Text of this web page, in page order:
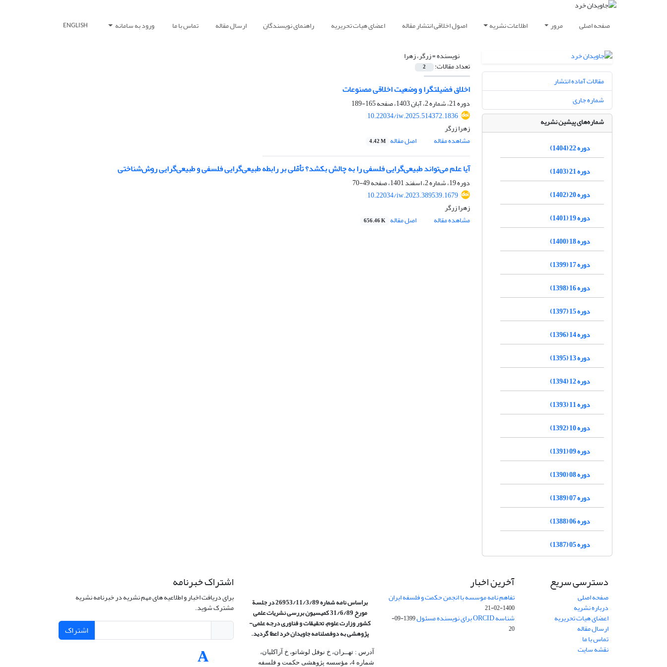
صفحه اصلی مرور اطلاعات نشریه اصول اخلاقی انتشار مقاله اعضای هیات تحریریه راهنمای نویسندگان ارسال مقاله تماس با ما ورود به سامانه ENGLISH
نویسنده =زرگر، زهرا
تعداد مقالات: 2
اخلاق فضیلت‎گرا و وضعیت اخلاقی مصنوعات
دوره 21، شماره 2، آبان 1403، صفحه
165-189
10.22034/iw.2025.514372.1836
زهرا زرگر
مشاهده مقاله
اصل مقاله 4.42 M
آیا علم می‌تواند ‌طبیعی‌گرایی فلسفی را به چالش بکشد؟ تأمّلی بر رابطه ‌طبیعی‌گرایی فلسفی و طبیعی‌گرایی روش‌شناختی
دوره 19، شماره 2، اسفند 1401، صفحه
49-70
10.22034/iw.2023.389539.1679
زهرا زرگر
مشاهده مقاله
اصل مقاله 656.46 K
مقالات آماده انتشار
شماره جاری
شماره‌های پیشین نشریه
دوره 22 (1404)
دوره 21 (1403)
دوره 20 (1402)
دوره 19 (1401)
دوره 18 (1400)
دوره 17 (1399)
دوره 16 (1398)
دوره 15 (1397)
دوره 14 (1396)
دوره 13 (1395)
دوره 12 (1394)
دوره 11 (1393)
دوره 10 (1392)
دوره 09 (1391)
دوره 08 (1390)
دوره 07 (1389)
دوره 06 (1388)
دوره 05 (1387)
دسترسی سریع
صفحه اصلی
درباره نشریه
اعضای هیات تحریریه
ارسال مقاله
تماس با ما
نقشه سایت
آخرین اخبار
تفاهم نامه موسسه با انجمن حکمت و فلسفه ایران
1400-02-21
شناسه ORCID برای نویسنده مسئول
1399-09-
20
براساس نامه شماره 26953/11/3/89 در جلسة
مورخ 31/6/89 کمیسیون
بررسی نشریات علمی
کشور وزارت علوم، تحقیقات و فناوری درجه علمی‌-
پژوهشیبه دوفصلنامه جاویدان خرد اعطا گردید.
آدرس : تهــران، خ نوفل لوشاتو، خ آراکلیان،
شماره 4،‌ مؤسسه پژوهشی حکمت و فلسفه
اشتراک خبرنامه
برای دریافت اخبار و اطلاعیه های مهم نشریه در خبرنامه نشریه
مشترک شوید.
اشتراک